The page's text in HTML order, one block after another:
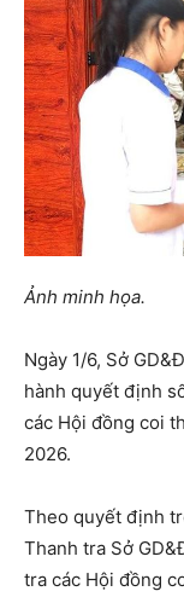
Ảnh minh họa.
Ngày 1/6, Sở
hành quyết định
các Hội đồng coi
2026.
Theo quyết định
Thanh tra Sở
tra các Hội đồng